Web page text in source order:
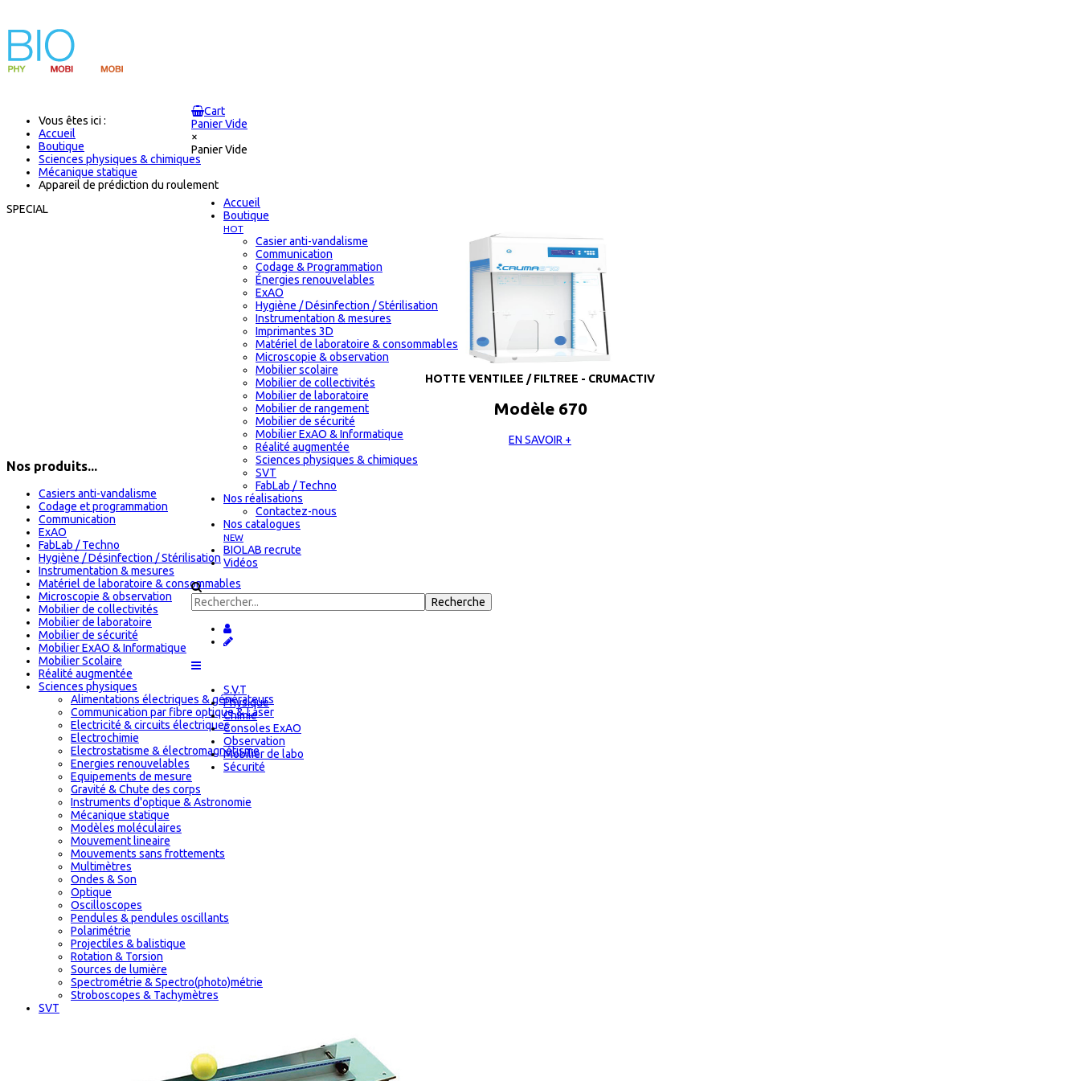
Cart
Panier Vide
×
Panier Vide
Accueil
Boutique
HOT
Casier anti-vandalisme
Communication
Codage & Programmation
Énergies renouvelables
ExAO
Hygiène / Désinfection / Stérilisation
Instrumentation & mesures
Imprimantes 3D
Matériel de laboratoire & consommables
Microscopie & observation
Mobilier scolaire
Mobilier de collectivités
Mobilier de laboratoire
Mobilier de rangement
Mobilier de sécurité
Mobilier ExAO & Informatique
Réalité augmentée
Sciences physiques & chimiques
SVT
FabLab / Techno
Nos réalisations
Contactez-nous
Nos catalogues
NEW
BIOLAB recrute
Vidéos
S.V.T
Physique
Chimie
Consoles ExAO
Observation
Mobilier de labo
Sécurité
Vous êtes ici :
Accueil
Boutique
Sciences physiques & chimiques
Mécanique statique
Appareil de prédiction du roulement
SPECIAL
HOTTE VENTILEE / FILTREE - CRUMACTIV
Modèle 670
EN SAVOIR +
Nos produits...
Casiers anti-vandalisme
Codage et programmation
Communication
ExAO
FabLab / Techno
Hygiène / Désinfection / Stérilisation
Instrumentation & mesures
Matériel de laboratoire & consommables
Microscopie & observation
Mobilier de collectivités
Mobilier de laboratoire
Mobilier de sécurité
Mobilier ExAO & Informatique
Mobilier Scolaire
Réalité augmentée
Sciences physiques
Alimentations électriques & générateurs
Communication par fibre optique & Laser
Electricité & circuits électriques
Electrochimie
Electrostatisme & électromagnétisme
Energies renouvelables
Equipements de mesure
Gravité & Chute des corps
Instruments d'optique & Astronomie
Mécanique statique
Modèles moléculaires
Mouvement lineaire
Mouvements sans frottements
Multimètres
Ondes & Son
Optique
Oscilloscopes
Pendules & pendules oscillants
Polarimétrie
Projectiles & balistique
Rotation & Torsion
Sources de lumière
Spectrométrie & Spectro(photo)métrie
Stroboscopes & Tachymètres
SVT